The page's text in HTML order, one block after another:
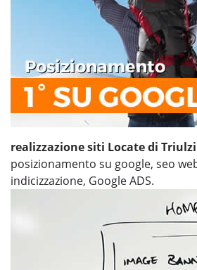
realizzazione siti Locate di Triulzi
posizionamento su google, seo
indicizzazione, Google ADS.